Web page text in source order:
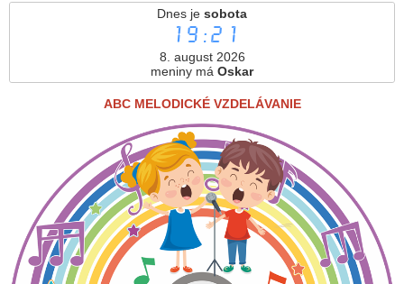
Dnes je sobota
19:21
8. august 2026
meniny má Oskar
ABC MELODICKÉ VZDELÁVANIE